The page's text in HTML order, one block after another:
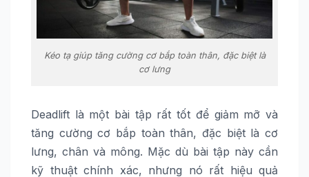
Kéo tạ giúp tăng cường cơ bắp toàn thân, đặc biệt là
cơ lưng
Deadlift là một bài tập rất tốt để giảm mỡ và
tăng cường cơ bắp toàn thân, đặc biệt là cơ
lưng, chân và mông. Mặc dù bài tập này cần
kỹ thuật chính xác, nhưng nó rất hiệu quả